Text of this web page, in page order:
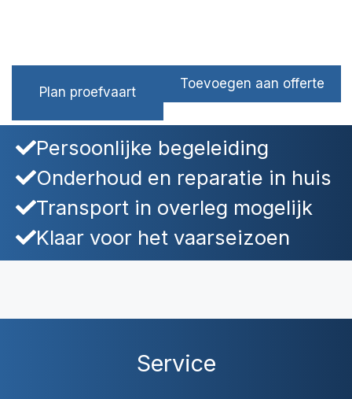
Plan proefvaart
Toevoegen aan offerte
Persoonlijke begeleiding
Onderhoud en reparatie in huis
Transport in overleg mogelijk
Klaar voor het vaarseizoen
Service